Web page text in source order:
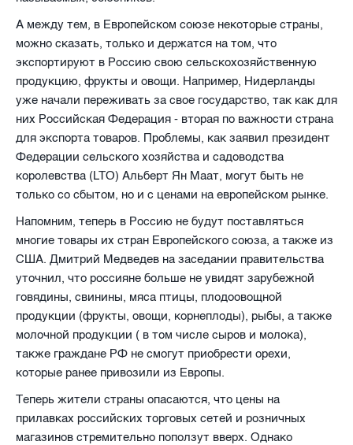
А между тем, в Европейском союзе некоторые страны,
можно сказать, только и держатся на том, что
экспортируют в Россию свою сельскохозяйственную
продукцию, фрукты и овощи. Например, Нидерланды
уже начали переживать за свое государство, так как для
них Российская Федерация - вторая по важности страна
для экспорта товаров. Проблемы, как заявил президент
Федерации сельского хозяйства и садоводства
королевства (LTO) Альберт Ян Маат, могут быть не
только со сбытом, но и с ценами на европейском рынке.
Напомним, теперь в Россию не будут поставляться
многие товары их стран Европейского союза, а также из
США. Дмитрий Медведев на заседании правительства
уточнил, что россияне больше не увидят зарубежной
говядины, свинины, мяса птицы, плодоовощной
продукции (фрукты, овощи, корнеплоды), рыбы, а также
молочной продукции ( в том числе сыров и молока),
также граждане РФ не смогут приобрести орехи,
которые ранее привозили из Европы.
Теперь жители страны опасаются, что цены на
прилавках российских торговых сетей и розничных
магазинов стремительно поползут вверх. Однако